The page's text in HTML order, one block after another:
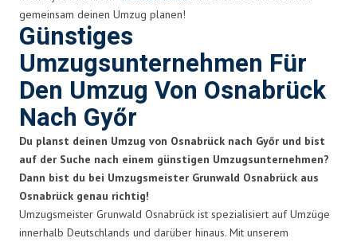
gemeinsam deinen Umzug planen!
Günstiges
Umzugsunternehmen Für
Den Umzug Von Osnabrück
Nach Győr
Du planst deinen Umzug von Osnabrück nach Győr und bist
auf der Suche nach einem günstigen Umzugsunternehmen?
Dann bist du bei Umzugsmeister Grunwald Osnabrück aus
Osnabrück genau richtig!
Umzugsmeister Grunwald Osnabrück ist spezialisiert auf Umzüge
innerhalb Deutschlands und darüber hinaus. Mit unserem